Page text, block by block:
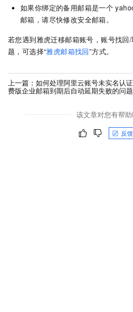
如果你绑定的备用邮箱是一个
邮箱，请尽快修改安全邮箱。
若您遇到雅虎迁移邮箱账号，账号找回
题，可选择“雅虎邮箱找回”方式。
上一篇： 如何处理阿里云账号未实名认
费版企业邮箱到期后自动延期失败的问
该文章对您有帮助
反馈